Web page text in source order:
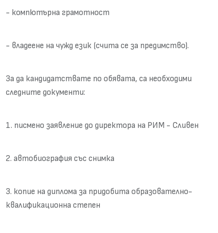
- компютърна грамотност
- владеене на чужд език (счита се за предимство).
За да кандидатствате по обявата, са необходими
следните документи:
1. писмено заявление до директора на РИМ - Сливен
2. автобиография със снимка
3. копие на диплома за придобита образователно-
квалификационна степен